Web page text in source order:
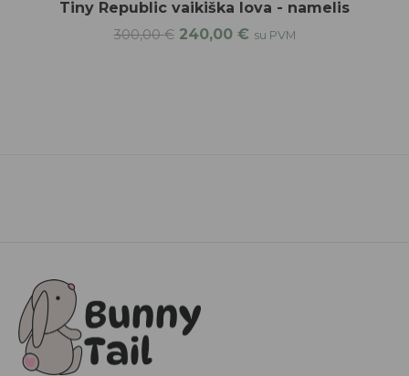
Tiny Republic vaikiška lova - namelis
300,00€ 240,00 € su PVM